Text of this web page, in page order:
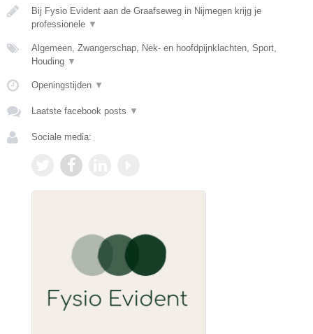
Bij Fysio Evident aan de Graafseweg in Nijmegen krijg je
professionele ▼
Algemeen, Zwangerschap, Nek- en hoofdpijnklachten, Sport,
Houding ▼
Openingstijden ▼
Laatste facebook posts ▼
Sociale media: